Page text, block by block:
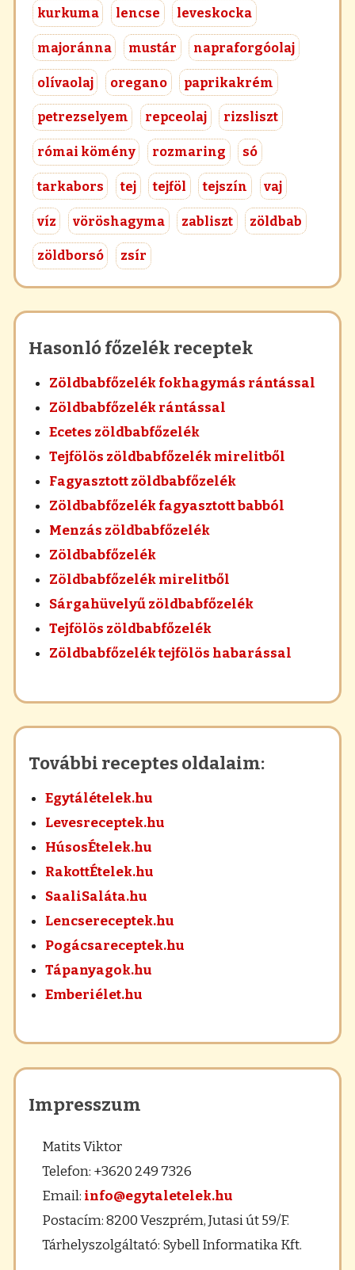
kurkuma lencse leveskocka
majoránna mustár napraforgóolaj
olívaolaj oregano paprikakrém
petrezselyem repceolaj rizsliszt
római kömény rozmaring só
tarkabors tej tejföl tejszín vaj
víz vöröshagyma zabliszt zöldbab
zöldborsó zsír
Hasonló főzelék receptek
Zöldbabfőzelék fokhagymás rántással
Zöldbabfőzelék rántással
Ecetes zöldbabfőzelék
Tejfölös zöldbabfőzelék mirelitből
Fagyasztott zöldbabfőzelék
Zöldbabfőzelék fagyasztott babból
Menzás zöldbabfőzelék
Zöldbabfőzelék
Zöldbabfőzelék mirelitből
Sárgahüvelyű zöldbabfőzelék
Tejfölös zöldbabfőzelék
Zöldbabfőzelék tejfölös habarással
További receptes oldalaim:
Egytálételek.hu
Levesreceptek.hu
HúsosÉtelek.hu
RakottÉtelek.hu
SaaliSaláta.hu
Lencsereceptek.hu
Pogácsareceptek.hu
Tápanyagok.hu
Emberiélet.hu
Impresszum
Matits Viktor
Telefon: +3620 249 7326
Email: info@egytaletelek.hu
Postacím: 8200 Veszprém, Jutasi út 59/F.
Tárhelyszolgáltató: Sybell Informatika Kft.